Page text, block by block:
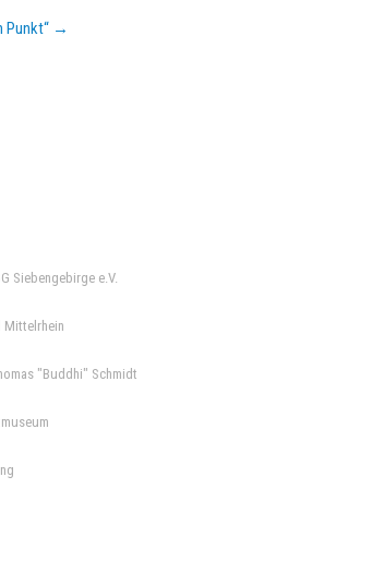
Punkt“ →
Siebengebirge e.V.
Mittelrhein
"Buddhi" Schmidt